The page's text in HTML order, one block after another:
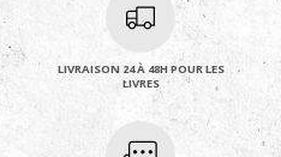
LIVRAISON 24 À 48H POUR LES
LIVRES